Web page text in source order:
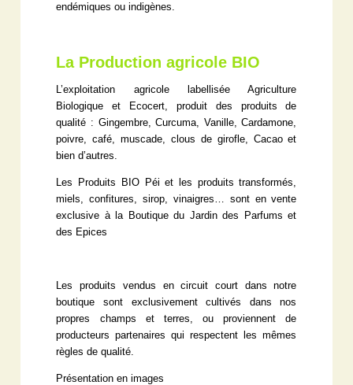
endémiques ou indigènes.
La Production agricole BIO
L’exploitation agricole labellisée Agriculture
Biologique et Ecocert, produit des produits de
qualité : Gingembre, Curcuma, Vanille, Cardamone,
poivre, café, muscade, clous de girofle, Cacao et
bien d’autres.
Les Produits BIO Péi et les produits transformés,
miels, confitures, sirop, vinaigres… sont en vente
exclusive à la Boutique du Jardin des Parfums et
des Epices
Les produits vendus en circuit court dans notre
boutique sont exclusivement cultivés dans nos
propres champs et terres, ou proviennent de
producteurs partenaires qui respectent les mêmes
règles de qualité.
Présentation en images